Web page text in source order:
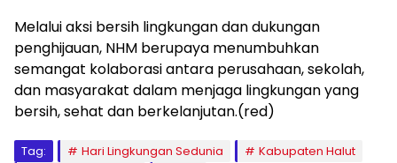
Melalui aksi bersih lingkungan dan dukungan
penghijauan, NHM berupaya menumbuhkan
semangat kolaborasi antara perusahaan, sekolah,
dan masyarakat dalam menjaga lingkungan yang
bersih, sehat dan berkelanjutan.(red)
Tag: Hari Lingkungan Sedunia
Kabupaten Halut